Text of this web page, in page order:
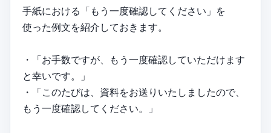
手紙における「もう一度確認してください」を
使った例文を紹介しておきます。
・「お手数ですが、もう一度確認していただけます
と幸いです。」
・「このたびは、資料をお送りいたしましたので、
もう一度確認してください。」